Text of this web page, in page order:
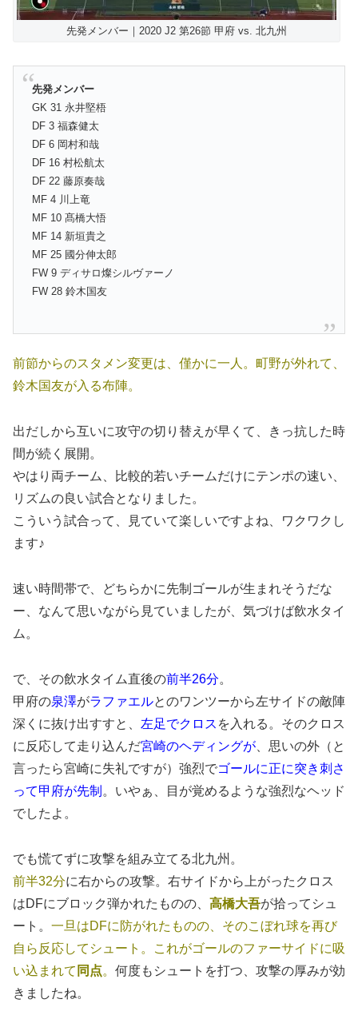
先発メンバー｜2020 J2 第26節 甲府 vs. 北九州
先発メンバー
GK 31 永井堅梧
DF 3 福森健太
DF 6 岡村和哉
DF 16 村松航太
DF 22 藤原奏哉
MF 4 川上竜
MF 10 髙橋大悟
MF 14 新垣貴之
MF 25 國分伸太郎
FW 9 ディサロ燦シルヴァーノ
FW 28 鈴木国友
前節からのスタメン変更は、僅かに一人。町野が外れて、
鈴木国友が入る布陣。
出だしから互いに攻守の切り替えが早くて、きっ抗した時
間が続く展開。
やはり両チーム、比較的若いチームだけにテンポの速い、
リズムの良い試合となりました。
こういう試合って、見ていて楽しいですよね、ワクワクし
ます♪
速い時間帯で、どちらかに先制ゴールが生まれそうだな
ー、なんて思いながら見ていましたが、気づけば飲水タイ
ム。
で、その飲水タイム直後の前半26分。
甲府の泉澤がラファエルとのワンツーから左サイドの敵陣
深くに抜け出すすと、 左足でクロス を入れる。そのクロス
に反応して走り込んだ宮崎のヘディングが 、思いの外（と
言ったら宮崎に失礼ですが）強烈でゴールに正に突き刺さ
って甲府が先制 。いやぁ、目が覚めるような強烈なヘッド
でしたよ。
でも慌てずに攻撃を組み立てる北九州。
前半32分に右からの攻撃。右サイドから上がったクロス
はDFにブロック弾かれたものの、 高橋大吾が拾ってシュ
ート。 一旦はDFに防がれたものの、そのこぼれ球を再び
自ら反応してシュート。これがゴールのファーサイドに吸
い込まれて 同点。 何度もシュートを打つ、攻撃の厚みが効
きましたね。